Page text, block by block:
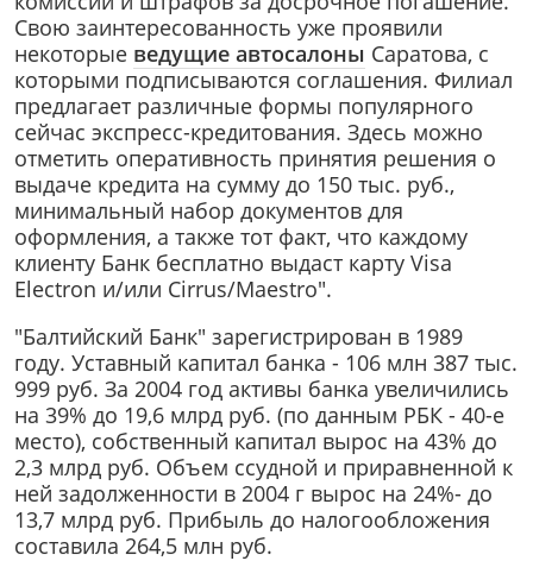
Свою заинтересованность уже проявили
некоторые ведущие автосалоны Саратова, с
которыми подписываются соглашения. Филиал
предлагает различные формы популярного
сейчас экспресс-кредитования. Здесь можно
отметить оперативность принятия решения о
выдаче кредита на сумму до 150 тыс. руб.,
минимальный набор документов для
оформления, а также тот факт, что каждому
клиенту Банк бесплатно выдаст карту Visa
Electron и/или Cirrus/Maestro".
"Балтийский Банк" зарегистрирован в 1989
году. Уставный капитал банка - 106 млн 387 тыс.
999 руб. За 2004 год активы банка увеличились
на 39% до 19,6 млрд руб. (по данным РБК - 40-е
место), собственный капитал вырос на 43% до
2,3 млрд руб. Объем ссудной и приравненной к
ней задолженности в 2004 г вырос на 24%- до
13,7 млрд руб. Прибыль до налогообложения
составила 264,5 млн руб.